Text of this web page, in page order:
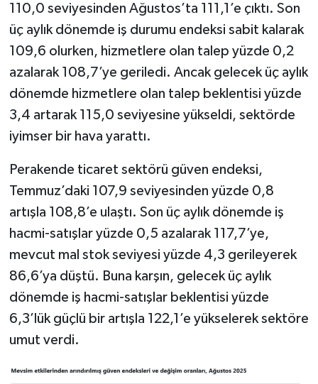
110,0 seviyesinden Ağustos’ta 111,1’e çıktı. Son
üç aylık dönemde iş durumu endeksi sabit kalarak
109,6 olurken, hizmetlere olan talep yüzde 0,2
azalarak 108,7’ye geriledi. Ancak gelecek üç aylık
dönemde hizmetlere olan talep beklentisi yüzde
3,4 artarak 115,0 seviyesine yükseldi, sektörde
iyimser bir hava yarattı.
Perakende ticaret sektörü güven endeksi,
Temmuz’daki 107,9 seviyesinden yüzde 0,8
artışla 108,8’e ulaştı. Son üç aylık dönemde iş
hacmi-satışlar yüzde 0,5 azalarak 117,7’ye,
mevcut mal stok seviyesi yüzde 4,3 gerileyerek
86,6’ya düştü. Buna karşın, gelecek üç aylık
dönemde iş hacmi-satışlar beklentisi yüzde
6,3’lük güçlü bir artışla 122,1’e yükselerek sektöre
umut verdi.